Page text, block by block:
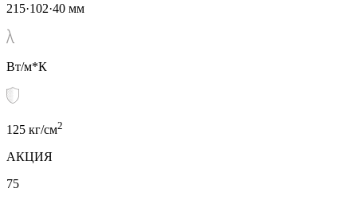
215·102·40 мм
Вт/м*К
125 кг/см2
АКЦИЯ
75